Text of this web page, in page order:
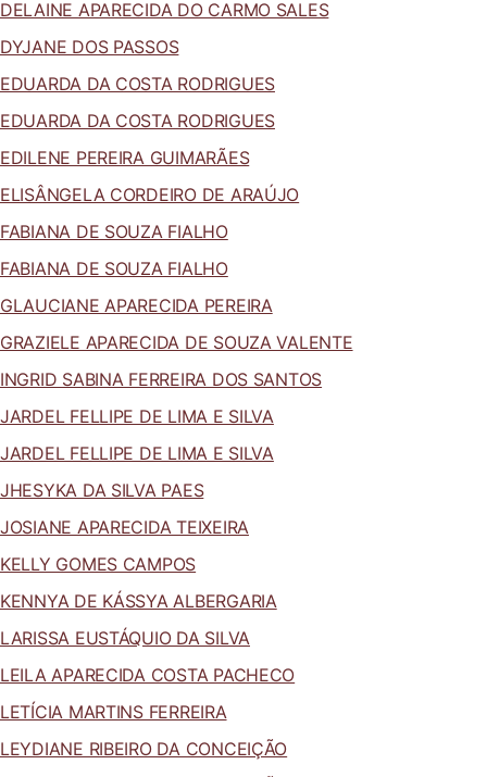
DELAINE APARECIDA DO CARMO SALES
DYJANE DOS PASSOS
EDUARDA DA COSTA RODRIGUES
EDUARDA DA COSTA RODRIGUES
EDILENE PEREIRA GUIMARÃES
ELISÂNGELA CORDEIRO DE ARAÚJO
FABIANA DE SOUZA FIALHO
FABIANA DE SOUZA FIALHO
GLAUCIANE APARECIDA PEREIRA
GRAZIELE APARECIDA DE SOUZA VALENTE
INGRID SABINA FERREIRA DOS SANTOS
JARDEL FELLIPE DE LIMA E SILVA
JARDEL FELLIPE DE LIMA E SILVA
JHESYKA DA SILVA PAES
JOSIANE APARECIDA TEIXEIRA
KELLY GOMES CAMPOS
KENNYA DE KÁSSYA ALBERGARIA
LARISSA EUSTÁQUIO DA SILVA
LEILA APARECIDA COSTA PACHECO
LETÍCIA MARTINS FERREIRA
LEYDIANE RIBEIRO DA CONCEIÇÃO